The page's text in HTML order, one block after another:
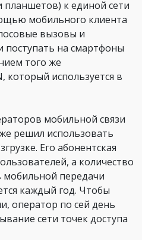
планшетов) к единой сети
мобильного клиента
вызовы и
поступать на смартфоны
того же
который используется в
мобильной связи
решил использовать
Его абонентская
а количество
мобильной передачи
каждый год. Чтобы
оператор по сей день
сети точек доступа